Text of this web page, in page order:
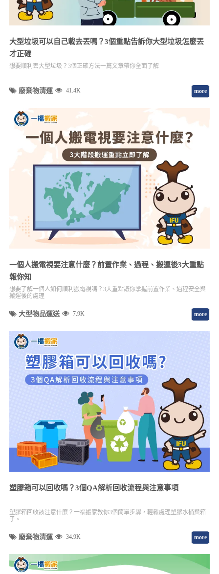
大型垃圾可以自己載去丟嗎？3個重點告訴你大型垃圾怎麼丟
才正確
想要順利丟大型垃圾？3個正確方法一篇文章帶你全面了解
廢棄物清運 41.4K more
一個人搬電視要注意什麼？前置作業、過程、搬運後3大重點
報你知
想要了解一個人如何順利搬電視嗎？3大重點讓你掌握前置作業、過程安全與
搬運後的處理
大型物品運送 7.9K more
塑膠箱可以回收嗎？3個QA解析回收流程與注意事項
塑膠箱回收該注意什麼？一福搬家教你3個簡單步驟，輕鬆處理塑膠水桶與箱
子。
廢棄物清運 34.9K more